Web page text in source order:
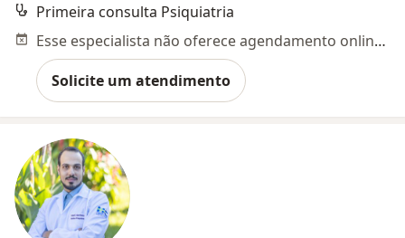
Primeira consulta Psiquiatria
Esse especialista não oferece agendamento online para esse endereço.
Solicite um atendimento